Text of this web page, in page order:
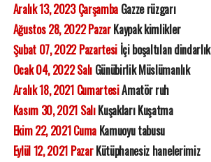
Aralık 13, 2023 ÇarşambaGazze rüzgarı
Ağustos 28, 2022 PazarKaypak kimlikler
Şubat 07, 2022 Pazartesiİçi boşaltılan dindarlık
Ocak 04, 2022 SalıGünübirlik Müslümanlık
Aralık 18, 2021 CumartesiAmatör ruh
Kasım 30, 2021 SalıKuşakları Kuşatma
Ekim 22, 2021 CumaKamuoyu tabusu
Eylül 12, 2021 PazarKütüphanesiz hanelerimiz